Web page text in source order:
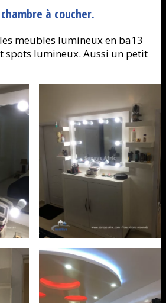
à coucher.
meubles lumineux en ba13
spots lumineux. Aussi un petit